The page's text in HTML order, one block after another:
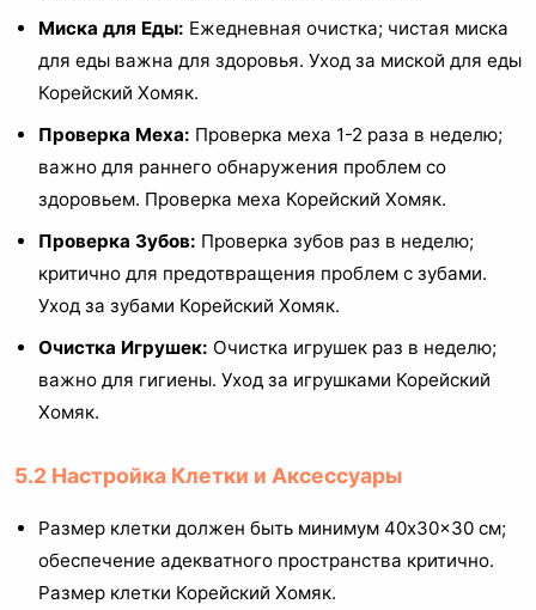
Миска для Еды: Ежедневная очистка; чистая миска
для еды важна для здоровья. Уход за миской для еды
Корейский Хомяк.
Проверка Меха: Проверка меха 1-2 раза в неделю;
важно для раннего обнаружения проблем со
здоровьем. Проверка меха Корейский Хомяк.
Проверка Зубов: Проверка зубов раз в неделю;
критично для предотвращения проблем с зубами.
Уход за зубами Корейский Хомяк.
Очистка Игрушек: Очистка игрушек раз в неделю;
важно для гигиены. Уход за игрушками Корейский
Хомяк.
5.2 Настройка Клетки и Аксессуары
Размер клетки должен быть минимум 40x30x30 см;
обеспечение адекватного пространства критично.
Размер клетки Корейский Хомяк.